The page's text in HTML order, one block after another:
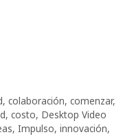
, colaboración, comenzar,
, costo, Desktop Video
, Impulso, innovación,